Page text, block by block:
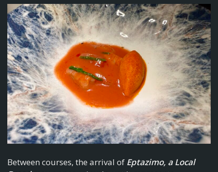
Between courses, the arrival of Eptazimo, a Local